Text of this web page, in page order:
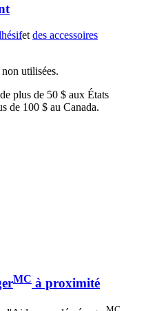
etdes accessoires
utilisées.
plus de 50 $ aux États
de 100 $ au Canada.
MC à proximité